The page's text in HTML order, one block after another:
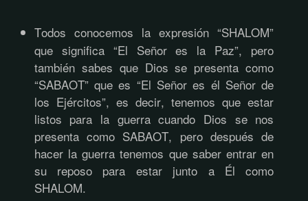
Todos conocemos la expresión “SHALOM”
que significa “El Señor es la Paz”, pero
también sabes que Dios se presenta como
“SABAOT” que es “El Señor es él Señor de
los Ejércitos”, es decir, tenemos que estar
listos para la guerra cuando Dios se nos
presenta como SABAOT, pero después de
hacer la guerra tenemos que saber entrar en
su reposo para estar junto a Él como
SHALOM.